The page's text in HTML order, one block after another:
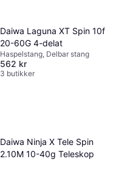
Daiwa Laguna XT Spin 10f
20-60G 4-delat
Haspelstang, Delbar stang
562 kr
3 butikker
Daiwa Ninja X Tele Spin
2.10M 10-40g Teleskop